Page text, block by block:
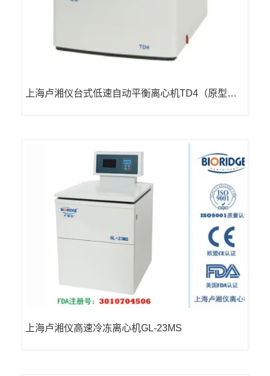
上海卢湘仪台式低速自动平衡离心机TD4（原型号T
上海卢湘仪高速冷冻离心机GL-23MS